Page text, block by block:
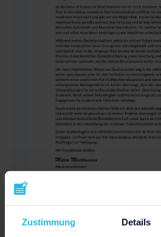
Zustimmung Details